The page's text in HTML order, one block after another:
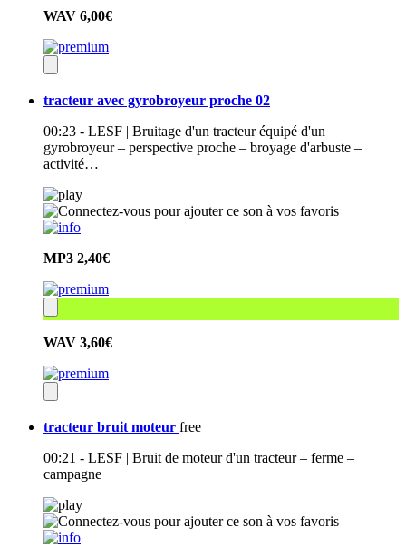
WAV 6,00€
tracteur avec gyrobroyeur proche 02
00:23 - LESF | Bruitage d'un tracteur équipé d'un
gyrobroyeur – perspective proche – broyage d'arbuste –
activité…
MP3 2,40€
WAV 3,60€
tracteur bruit moteur free
00:21 - LESF | Bruit de moteur d'un tracteur – ferme –
campagne